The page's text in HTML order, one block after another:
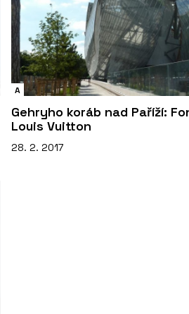
A
Gehryho koráb nad Paříží:
Louis Vuitton
28. 2. 2017